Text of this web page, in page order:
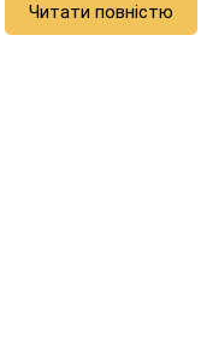
Читати повністю